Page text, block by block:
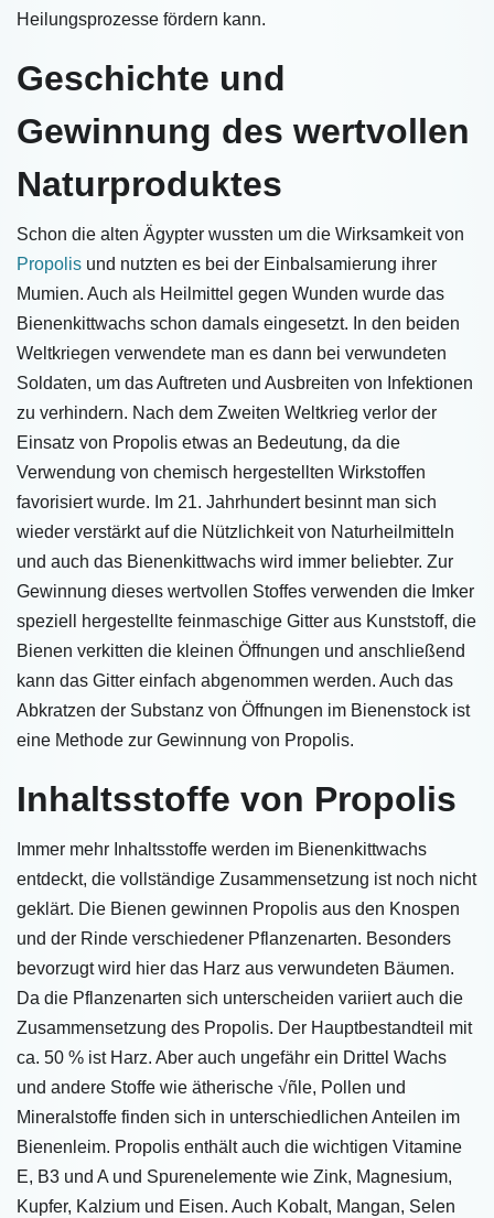
Heilungsprozesse fördern kann.
Geschichte und
Gewinnung des wertvollen
Naturproduktes
Schon die alten Ägypter wussten um die Wirksamkeit von
Propolis und nutzten es bei der Einbalsamierung ihrer
Mumien. Auch als Heilmittel gegen Wunden wurde das
Bienenkittwachs schon damals eingesetzt. In den beiden
Weltkriegen verwendete man es dann bei verwundeten
Soldaten, um das Auftreten und Ausbreiten von Infektionen
zu verhindern. Nach dem Zweiten Weltkrieg verlor der
Einsatz von Propolis etwas an Bedeutung, da die
Verwendung von chemisch hergestellten Wirkstoffen
favorisiert wurde. Im 21. Jahrhundert besinnt man sich
wieder verstärkt auf die Nützlichkeit von Naturheilmitteln
und auch das Bienenkittwachs wird immer beliebter. Zur
Gewinnung dieses wertvollen Stoffes verwenden die Imker
speziell hergestellte feinmaschige Gitter aus Kunststoff, die
Bienen verkitten die kleinen Öffnungen und anschließend
kann das Gitter einfach abgenommen werden. Auch das
Abkratzen der Substanz von Öffnungen im Bienenstock ist
eine Methode zur Gewinnung von Propolis.
Inhaltsstoffe von Propolis
Immer mehr Inhaltsstoffe werden im Bienenkittwachs
entdeckt, die vollständige Zusammensetzung ist noch nicht
geklärt. Die Bienen gewinnen Propolis aus den Knospen
und der Rinde verschiedener Pflanzenarten. Besonders
bevorzugt wird hier das Harz aus verwundeten Bäumen.
Da die Pflanzenarten sich unterscheiden variiert auch die
Zusammensetzung des Propolis. Der Hauptbestandteil mit
ca. 50 % ist Harz. Aber auch ungefähr ein Drittel Wachs
und andere Stoffe wie ätherische √ñle, Pollen und
Mineralstoffe finden sich in unterschiedlichen Anteilen im
Bienenleim. Propolis enthält auch die wichtigen Vitamine
E, B3 und A und Spurenelemente wie Zink, Magnesium,
Kupfer, Kalzium und Eisen. Auch Kobalt, Mangan, Selen